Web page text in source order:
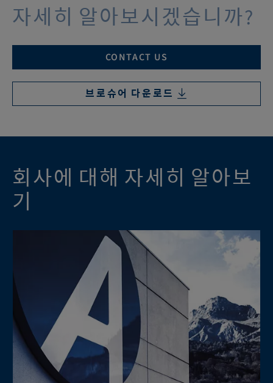
자세히 알아보시겠습니까?
CONTACT US
브로슈어 다운로드
회사에 대해 자세히 알아보
기